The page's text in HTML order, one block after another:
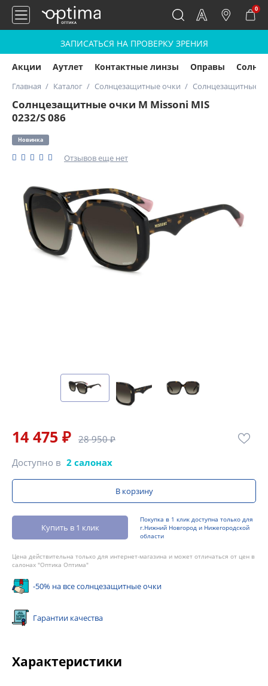
0
ЗАПИСАТЬСЯ НА ПРОВЕРКУ ЗРЕНИЯ
Акции Аутлет Контактные линзы Оправы
Главная Каталог Солнцезащитные очки Солнцезащитные
Солнцезащитные очки M Missoni MIS
0232/S 086
Новинка
Отзывов еще нет
14 475 ₽ 28 950 ₽
Доступно в 2 салонах
В корзину
Купить в 1 клик
Покупка в 1 клик доступна только для
г.Нижний Новгород и Нижегородской
области
Цена действительна только для интернет-магазина и может отличаться от цен в
салонах "Оптика Оптима"
-50% на все солнцезащитные очки
Гарантии качества
Характеристики